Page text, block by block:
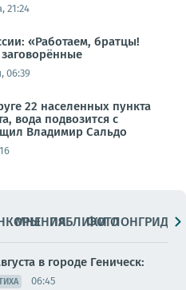
21:24
«Работаем, братцы!
06:39
22 населенных пункта
вода подвозится с
Владимир Сальдо
МНЕНИЯПАБЛИКИ
ФОТОЛОНГРИДЫ
в городе Геническ:
06:45